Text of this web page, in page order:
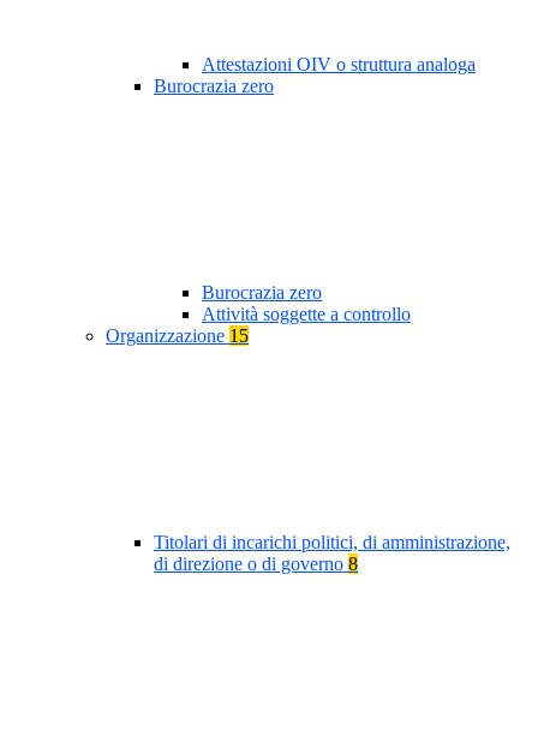
Attestazioni OIV o struttura analoga
Burocrazia zero
Burocrazia zero
Attività soggette a controllo
Organizzazione 15
Titolari di incarichi politici, di amministrazione,
di direzione o di governo 8